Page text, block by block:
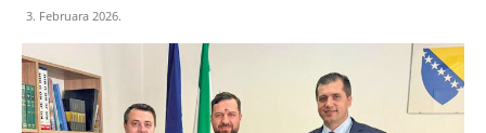
3. Februara 2026.